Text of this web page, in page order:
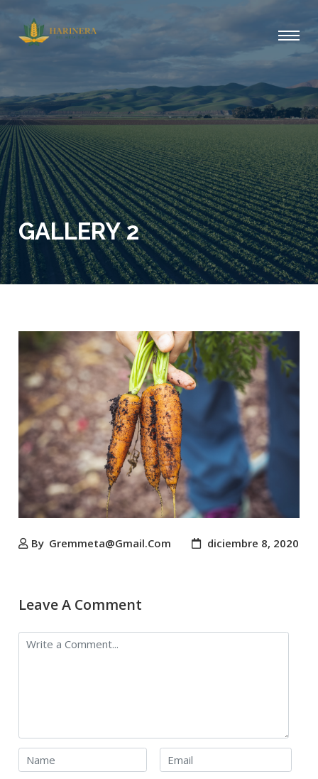
GALLERY 2
By Gremmeta@gmail.com diciembre 8, 2020
Leave A Comment